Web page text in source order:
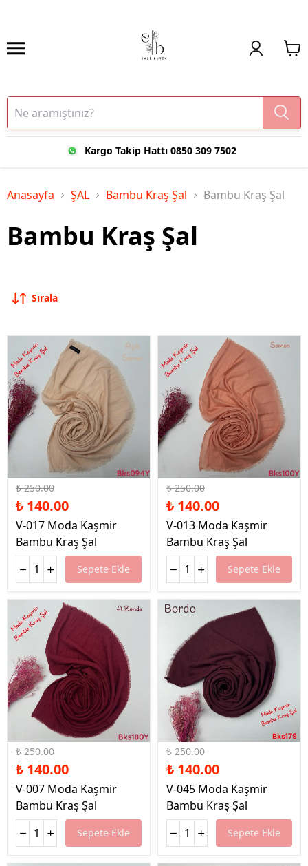
Kargo Takip Hattı 0850 309 7502
Anasayfa ŞAL Bambu Kraş Şal Bambu Kraş Şal
Bambu Kraş Şal
Sırala
%44 İndirim
₺ 250.00
₺ 140.00
V-017 Moda Kaşmir
Bambu Kraş Şal
Sepete Ekle
%44 İndirim
₺ 250.00
₺ 140.00
V-013 Moda Kaşmir
Bambu Kraş Şal
Sepete Ekle
%44 İndirim
₺ 250.00
₺ 140.00
V-007 Moda Kaşmir
Bambu Kraş Şal
Sepete Ekle
%44 İndirim
₺ 250.00
₺ 140.00
V-045 Moda Kaşmir
Bambu Kraş Şal
Sepete Ekle